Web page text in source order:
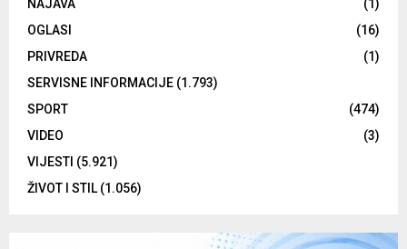
NAJAVA
(1)
OGLASI
(16)
PRIVREDA
(1)
SERVISNE INFORMACIJE (1.793)
SPORT
(474)
VIDEO
(3)
VIJESTI (5.921)
ŽIVOT I STIL (1.056)